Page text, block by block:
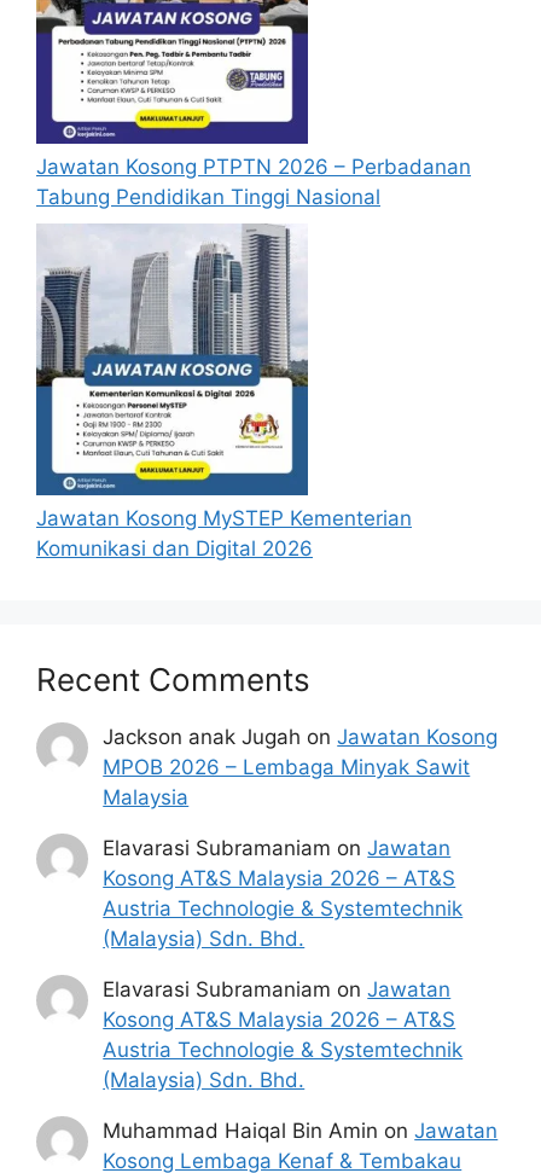
kemaskini maklumat anda yang telah
didaftarkan.
Permohonan yang tidak menerima
sebarang jawapan selepas
tarikh iklan ditutup hendaklah
menganggap permohonan mereka tidak
berjaya.
Mohon Jawatan
Penafian: Pihak kami bukan dari mana-
mana agensi Kerajaan terlibat. Maklumat
yang terdapat dalam portal
adalah sahih dan diolah dari sumber rasmi
kerajaan dan sumber yang dipercayai
untuk memudahkan proses permohonan.
Jawatan Kosong PTPTN 2026 – Perbadanan
Tabung Pendidikan Tinggi Nasional
Jawatan Kosong MySTEP Kementerian
Komunikasi dan Digital 2026
Recent Comments
Jackson anak Jugah onJawatan Kosong
MPOB 2026 – Lembaga Minyak Sawit
Malaysia
Elavarasi Subramaniam onJawatan
Kosong AT&S Malaysia 2026 – AT&S
Austria Technologie & Systemtechnik
(Malaysia) Sdn. Bhd.
Elavarasi Subramaniam onJawatan
Kosong AT&S Malaysia 2026 – AT&S
Austria Technologie & Systemtechnik
(Malaysia) Sdn. Bhd.
Muhammad Haiqal Bin Amin onJawatan
Kosong Lembaga Kenaf & Tembakau